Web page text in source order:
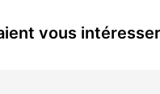
vous intéresser